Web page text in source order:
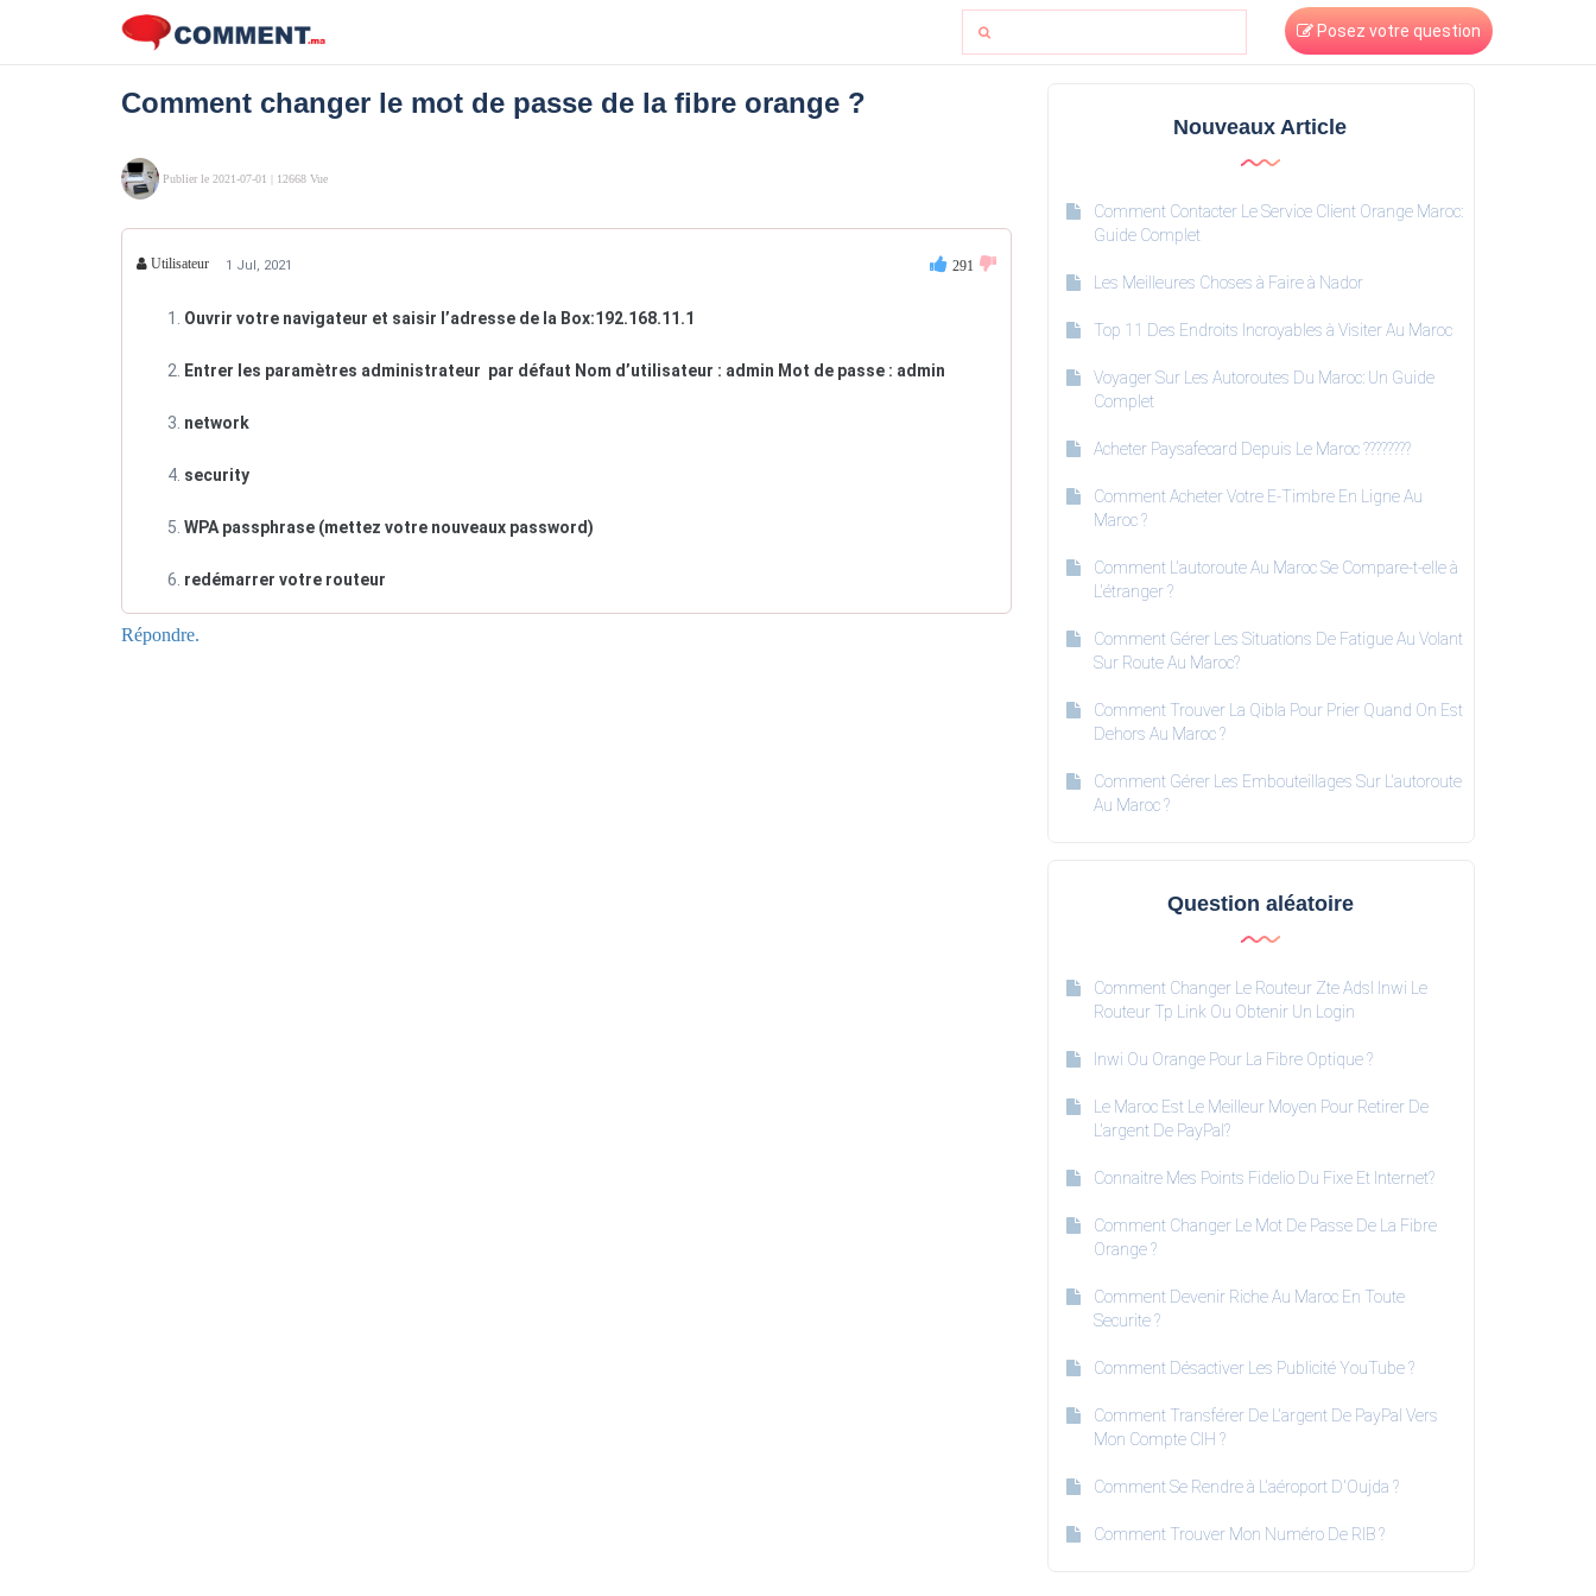
Posez votre question
Comment changer le mot de passe de la fibre orange ?
Publier le 2021-07-01 | 12668 Vue
Utilisateur 1 Jul, 2021 291
Ouvrir votre navigateur et saisir l’adresse de la Box:192.168.11.1
Entrer les paramètres administrateur par défaut Nom d’utilisateur : admin Mot de passe : admin
network
security
WPA passphrase (mettez votre nouveaux password)
redémarrer votre routeur
Répondre.
Nouveaux Article
Comment Contacter Le Service Client Orange Maroc:
Guide Complet
Les Meilleures Choses à Faire à Nador
Top 11 Des Endroits Incroyables à Visiter Au Maroc
Voyager Sur Les Autoroutes Du Maroc: Un Guide
Complet
Acheter Paysafecard Depuis Le Maroc ????????
Comment Acheter Votre E-Timbre En Ligne Au
Maroc ?
Comment L'autoroute Au Maroc Se Compare-t-elle à
L'étranger ?
Comment Gérer Les Situations De Fatigue Au Volant
Sur Route Au Maroc?
Comment Trouver La Qibla Pour Prier Quand On Est
Dehors Au Maroc ?
Comment Gérer Les Embouteillages Sur L'autoroute
Au Maroc ?
Question aléatoire
Comment Changer Le Routeur Zte Adsl Inwi Le
Routeur Tp Link Ou Obtenir Un Login
Inwi Ou Orange Pour La Fibre Optique ?
Le Maroc Est Le Meilleur Moyen Pour Retirer De
L'argent De PayPal?
Connaitre Mes Points Fidelio Du Fixe Et Internet?
Comment Changer Le Mot De Passe De La Fibre
Orange ?
Comment Devenir Riche Au Maroc En Toute
Securite ?
Comment Désactiver Les Publicité YouTube ?
Comment Transférer De L'argent De PayPal Vers
Mon Compte CIH ?
Comment Se Rendre à L'aéroport D'Oujda ?
Comment Trouver Mon Numéro De RIB ?